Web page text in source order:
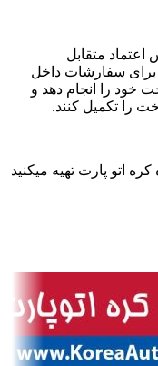
متقابل
سفارشات داخل
خود را انجام دهد و
را تکمیل کنند.
اتو پارت تهیه میکنید